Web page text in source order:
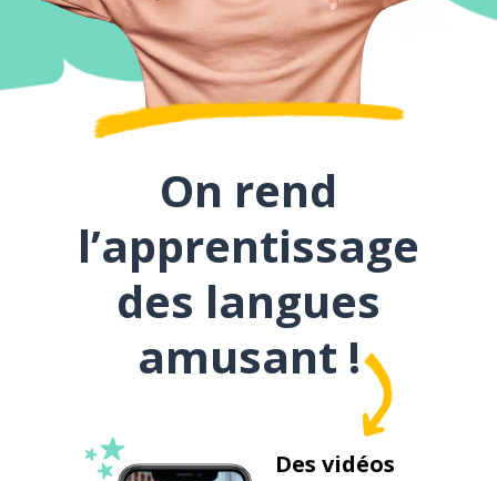
On rend
l’apprentissage
des langues
amusant !
Des vidéos